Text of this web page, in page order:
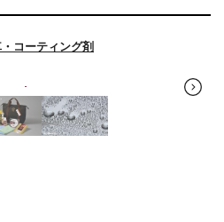
コーティング剤